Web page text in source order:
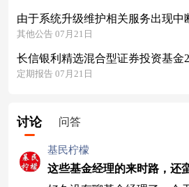
由于系统升级维护相关服务出现中
其他公告 07月21日
长信银利精选混合型证券投资基金
定期报告 07月21日
讨论 问答
基民柠檬
这些基金经理的来时路，还